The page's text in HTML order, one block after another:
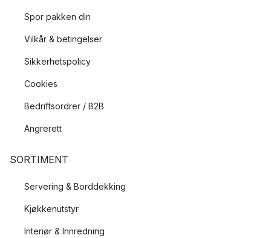
Spor pakken din
Vilkår & betingelser
Sikkerhetspolicy
Cookies
Bedriftsordrer / B2B
Angrerett
SORTIMENT
Servering & Borddekking
Kjøkkenutstyr
Interiør & Innredning